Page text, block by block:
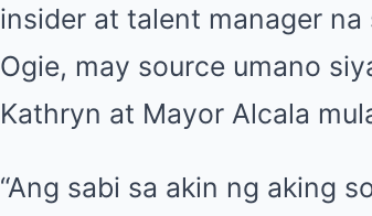
insider at talent manager
Ogie, may source umano
Kathryn at Mayor Alcala
“Ang sabi sa akin ng aking